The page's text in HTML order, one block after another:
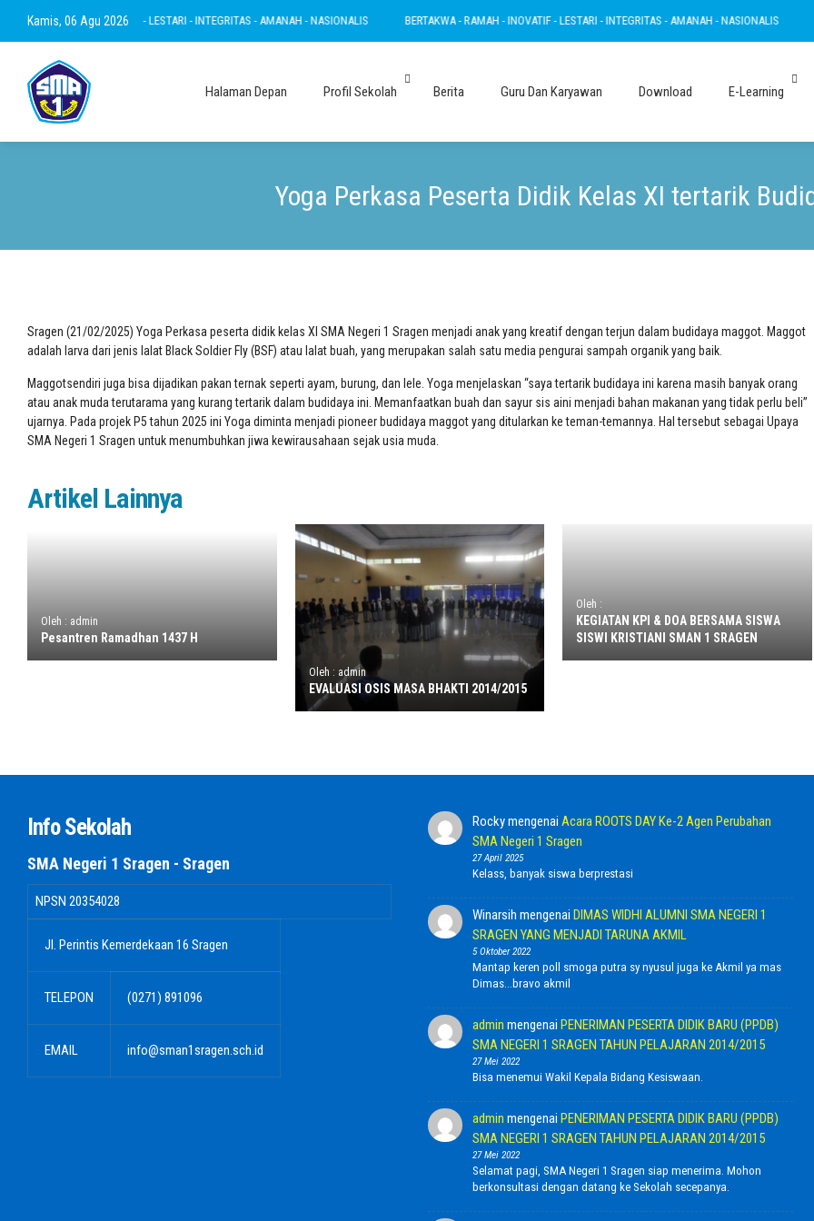
Kamis, 06 Agu 2026
- RAMAH - INOVATIF - LESTARI - INTEGRITAS - AMANAH - NASIONALIS BERTAKWA - RAMAH - INOVATIF - LESTARI - INTEGRITAS - AMANAH - NASIONALIS
Halaman Depan Profil Sekolah Berita Guru Dan Karyawan Download E-Learning
Yoga Perkasa Peserta Didik Kelas XI tertarik
Sragen (21/02/2025) Yoga Perkasa peserta didik kelas XI SMA Negeri 1 Sragen menjadi anak yang kreatif dengan terjun dalam budidaya maggot. Maggot
adalah larva dari jenis lalat Black Soldier Fly (BSF) atau lalat buah, yang merupakan salah satu media pengurai sampah organik yang baik.
Maggotsendiri juga bisa dijadikan pakan ternak seperti ayam, burung, dan lele. Yoga menjelaskan “saya tertarik budidaya ini karena masih banyak orang
atau anak muda terutarama yang kurang tertarik dalam budidaya ini. Memanfaatkan buah dan sayur sis aini menjadi bahan makanan yang tidak perlu beli”
ujarnya. Pada projek P5 tahun 2025 ini Yoga diminta menjadi pioneer budidaya maggot yang ditularkan ke teman-temannya. Hal tersebut sebagai Upaya
SMA Negeri 1 Sragen untuk menumbuhkan jiwa kewirausahaan sejak usia muda.
Artikel Lainnya
Oleh : admin
Pesantren Ramadhan 1437 H
Oleh : admin
EVALUASI OSIS MASA BHAKTI 2014/2015
Oleh :
KEGIATAN KPI & DOA BERSAMA SISWA
SISWI KRISTIANI SMAN 1 SRAGEN
Info Sekolah
SMA Negeri 1 Sragen - Sragen
NPSN 20354028
Jl. Perintis Kemerdekaan 16 Sragen
TELEPON (0271) 891096
EMAIL info@sman1sragen.sch.id
RockymengenaiAcara ROOTS DAY Ke-2 Agen Perubahan
SMA Negeri 1 Sragen
27 April 2025
Kelass, banyak siswa berprestasi
Winarsih mengenaiDIMAS WIDHI ALUMNI SMA NEGERI 1
SRAGEN YANG MENJADI TARUNA AKMIL
5 Oktober 2022
Mantap keren poll smoga putra sy nyusul juga ke Akmil ya mas
Dimas...bravo akmil
admin mengenaiPENERIMAN PESERTA DIDIK BARU (PPDB)
SMA NEGERI 1 SRAGEN TAHUN PELAJARAN 2014/2015
27 Mei 2022
Bisa menemui Wakil Kepala Bidang Kesiswaan.
admin mengenaiPENERIMAN PESERTA DIDIK BARU (PPDB)
SMA NEGERI 1 SRAGEN TAHUN PELAJARAN 2014/2015
27 Mei 2022
Selamat pagi, SMA Negeri 1 Sragen siap menerima. Mohon
berkonsultasi dengan datang ke Sekolah secepanya.